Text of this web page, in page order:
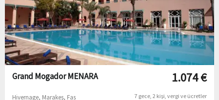
Grand Mogador MENARA
Hivernage, Marakeş, Fas
1.074 €
7 gece 2 kişi vergi ve ücretler